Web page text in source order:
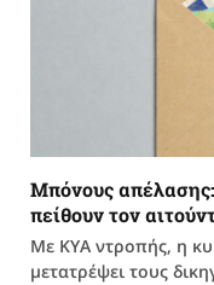
Μπόνους
πείθουν τον
Με ΚΥΑ ντροπής, η
μετατρέψει τους